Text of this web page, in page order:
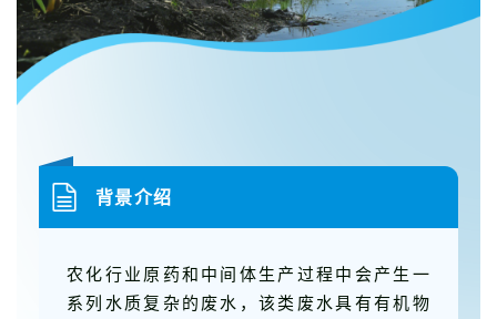
背景介绍
农化行业原药和中间体生产过程中会产生一
系列水质复杂的废水，该类废水具有有机物